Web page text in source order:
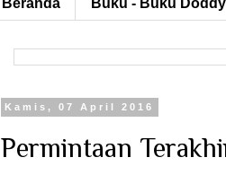
Kamis, 07 April 2016
Permintaan